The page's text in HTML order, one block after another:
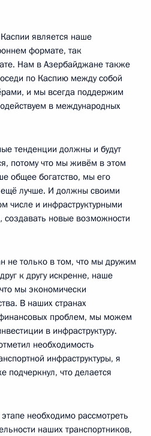
является наше
формате, так
Нам в Азербайджане также
по Каспию между собой
и мы всегда поддержим
в международных
тенденции должны и будут
потому что мы живём в этом
общее богатство, мы его
лучше. И должны своими
числе и инфраструктурными
создавать новые возможности
не только в том, что мы дружим
к другу искренне, наше
мы экономически
В наших странах
финансовых проблем, мы можем
в инфраструктуру.
необходимость
инфраструктуры, я
подчеркнул, что делается
необходимо рассмотреть
наших транспортников,